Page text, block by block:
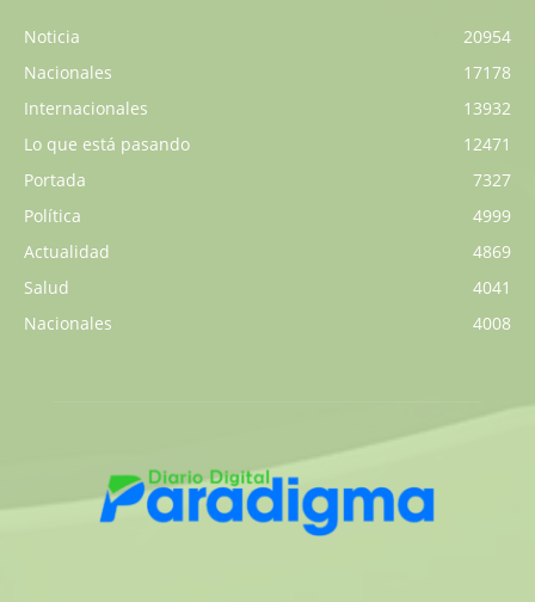
Noticia
20954
Nacionales
17178
Internacionales
13932
Lo que está pasando
12471
Portada
7327
Política
4999
Actualidad
4869
Salud
4041
Nacionales
4008